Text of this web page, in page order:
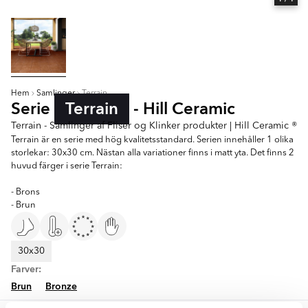
Hem Samlinger Terrain
Serie Terrain - Hill Ceramic
Terrain - Samlinger af Fliser og Klinker produkter | Hill Ceramic ®
Terrain är en serie med hög kvalitetsstandard. Serien innehåller 1 olika
storlekar: 30x30 cm. Nästan alla variationer finns i matt yta. Det finns 2
huvud färger i serie Terrain:
- Brons
- Brun
30x30
Farver:
Brun
Bronze